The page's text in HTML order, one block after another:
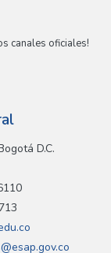
canales oficiales!
D.C.